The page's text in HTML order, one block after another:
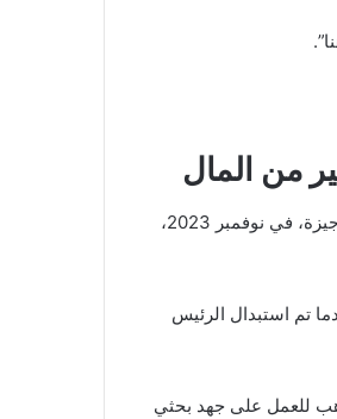
من المال
أدلى ألتمان بشهادته بالتفصيل حول “The Blip” – اللقب المستعار لشركة OpenAI لفترة وجيزة، في نوفمبر 2023،
تم استبدال الرئيس
للعمل على جهد بحثي